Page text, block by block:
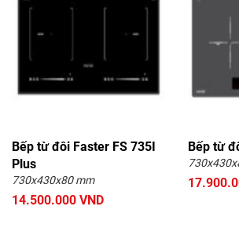
Bếp từ đôi Faster FS 735I
Plus
730x430x80 mm
14.500.000 VND
Bếp từ